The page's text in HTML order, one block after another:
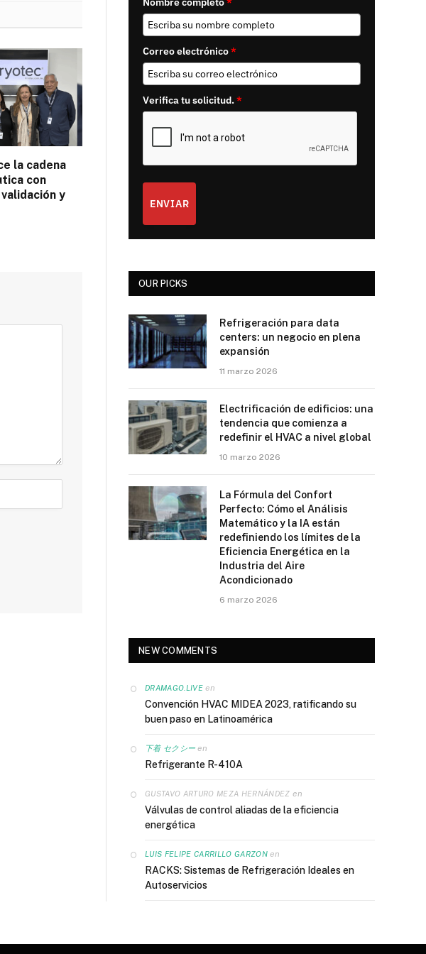
la cadena
con
y
Correo electrónico*
Verifica tu solicitud.*
ENVIAR
OUR PICKS
Refrigeración para data
centers: un negocio en plena
expansión
11 marzo 2026
Electrificación de edificios: una
tendencia que comienza a
redefinir el HVAC a nivel global
10 marzo 2026
La Fórmula del Confort
Perfecto: Cómo el Análisis
Matemático y la IA están
redefiniendo los límites de la
Eficiencia Energética en la
Industria del Aire
Acondicionado
6 marzo 2026
NEW COMMENTS
DRAMAGO.LIVEen
Convención HVAC MIDEA 2023, ratificando su
buen paso en Latinoamérica
下着 セクシー en
Refrigerante R-410A
GUSTAVO ARTURO MEZA HERNÁNDEZ en
Válvulas de control aliadas de la eficiencia
energética
LUIS FELIPE CARRILLO GARZONen
RACKS: Sistemas de Refrigeración Ideales en
Autoservicios